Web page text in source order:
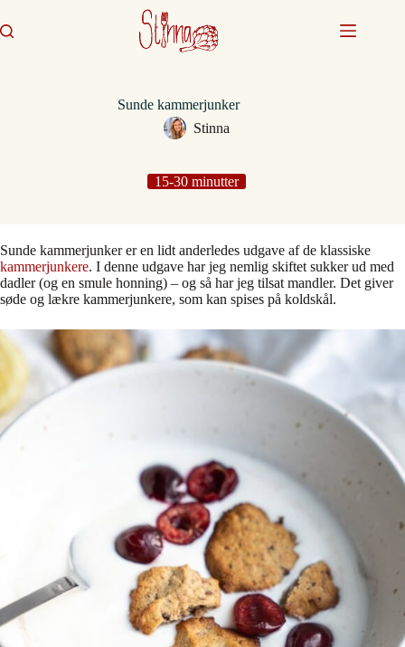
til
indhold
Sunde kammerjunker
Stinna
15-30 minutter
Sunde kammerjunker er en lidt anderledes udgave af de klassiske
kammerjunkere. I denne udgave har jeg nemlig skiftet sukker ud med
dadler (og en smule honning) – og så har jeg tilsat mandler. Det giver
søde og lækre kammerjunkere, som kan spises på koldskål.